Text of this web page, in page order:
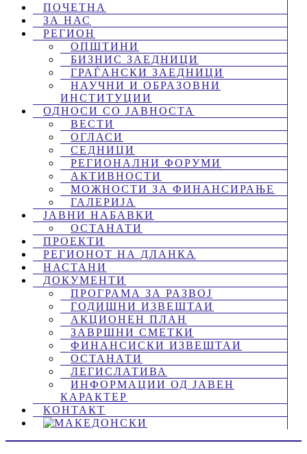
ПОЧЕТНА
ЗА НАС
РЕГИОН
ОПШТИНИ
БИЗНИС ЗАЕДНИЦИ
ГРАЃАНСКИ ЗАЕДНИЦИ
НАУЧНИ И ОБРАЗОВНИ
ИНСТИТУЦИИ
ОДНОСИ СО ЈАВНОСТА
ВЕСТИ
ОГЛАСИ
СЕДНИЦИ
РЕГИОНАЛНИ ФОРУМИ
АКТИВНОСТИ
МОЖНОСТИ ЗА ФИНАНСИРАЊЕ
ГАЛЕРИЈА
ЈАВНИ НАБАВКИ
ОСТАНАТИ
ПРОЕКТИ
РЕГИОНОТ НА ДЛАНКА
НАСТАНИ
ДОКУМЕНТИ
ПРОГРАМА ЗА РАЗВОЈ
ГОДИШНИ ИЗВЕШТАИ
АКЦИОНЕН ПЛАН
ЗАВРШНИ СМЕТКИ
ФИНАНСИСКИ ИЗВЕШТАИ
ОСТАНАТИ
ЛЕГИСЛАТИВА
ИНФОРМАЦИИ ОД ЈАВЕН
КАРАКТЕР
КОНТАКТ